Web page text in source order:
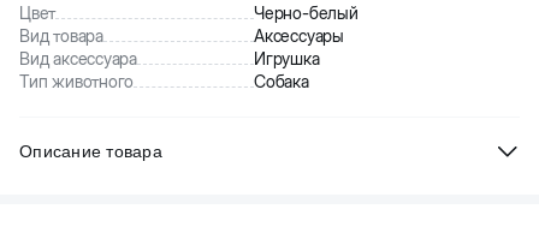
Цвет
Черно-белый
Вид товара
Аксессуары
Вид аксессуара
Игрушка
Тип животного
Собака
Описание товара